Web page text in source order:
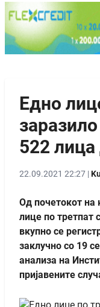
Едно
522 лица
22.09.2021 22:27 |
Од почетокот на
лице по третпат
вкупно се
заклучно со 19
анализа на
пријавените